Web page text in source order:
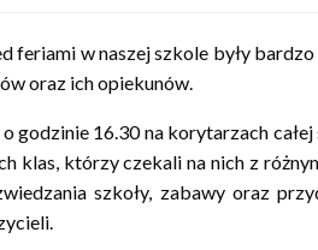
feriami w naszej szkole były
oraz ich opiekunów.
godzinie 16.30 na korytarzach
klas, którzy czekali na nich z
szkoły, zabawy oraz